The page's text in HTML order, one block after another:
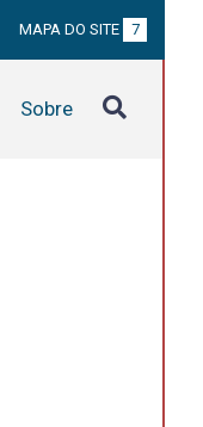
MAPA DO SITE 7
Sobre